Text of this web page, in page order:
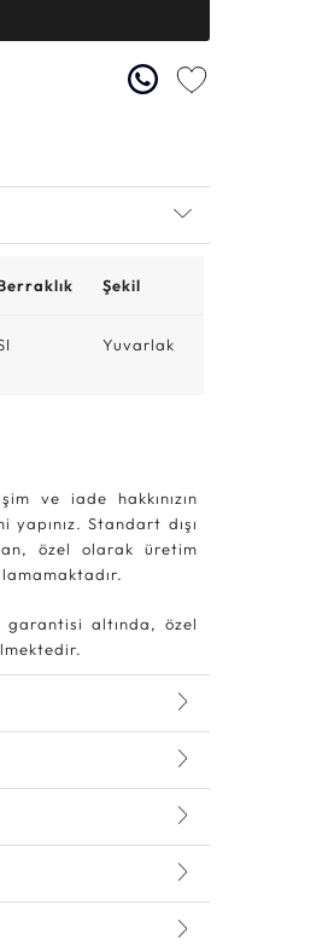
Şekil
Yuvarlak
ve iade hakkınızın
Standart dışı
özel olarak üretim
garantisi altında, özel